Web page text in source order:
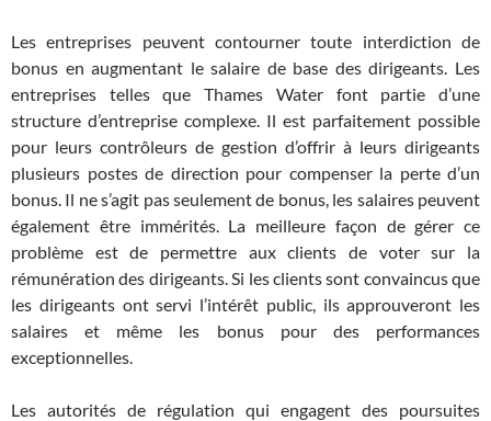
Les entreprises peuvent contourner toute interdiction de
bonus en augmentant le salaire de base des dirigeants. Les
entreprises telles que Thames Water font partie d’une
structure d’entreprise complexe. Il est parfaitement possible
pour leurs contrôleurs de gestion d’offrir à leurs dirigeants
plusieurs postes de direction pour compenser la perte d’un
bonus. Il ne s’agit pas seulement de bonus, les salaires peuvent
également être immérités. La meilleure façon de gérer ce
problème est de permettre aux clients de voter sur la
rémunération des dirigeants. Si les clients sont convaincus que
les dirigeants ont servi l’intérêt public, ils approuveront les
salaires et même les bonus pour des performances
exceptionnelles.
Les autorités de régulation qui engagent des poursuites